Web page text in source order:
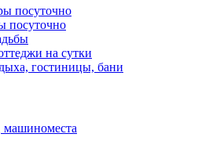
посуточно
посуточно
на сутки
гостиницы, бани
машиноместа